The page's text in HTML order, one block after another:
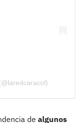
de algunos